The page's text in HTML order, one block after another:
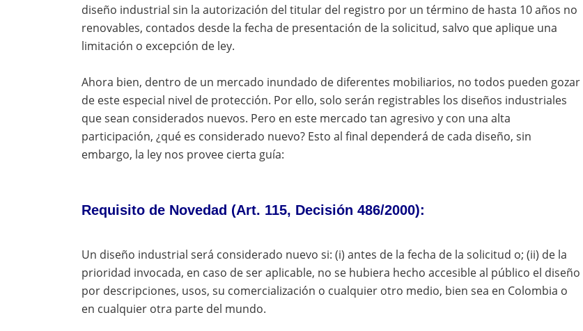
diseño industrial sin la autorización del titular del registro por un término de hasta 10 años no
renovables, contados desde la fecha de presentación de la solicitud, salvo que aplique una
limitación o excepción de ley.
Ahora bien, dentro de un mercado inundado de diferentes mobiliarios, no todos pueden gozar
de este especial nivel de protección. Por ello, solo serán registrables los diseños industriales
que sean considerados nuevos. Pero en este mercado tan agresivo y con una alta
participación, ¿qué es considerado nuevo? Esto al final dependerá de cada diseño, sin
embargo, la ley nos provee cierta guía:
Requisito de Novedad (Art. 115, Decisión 486/2000):
Un diseño industrial será considerado nuevo si: (i) antes de la fecha de la solicitud o; (ii) de la
prioridad invocada, en caso de ser aplicable, no se hubiera hecho accesible al público el diseño
por descripciones, usos, su comercialización o cualquier otro medio, bien sea en Colombia o
en cualquier otra parte del mundo.